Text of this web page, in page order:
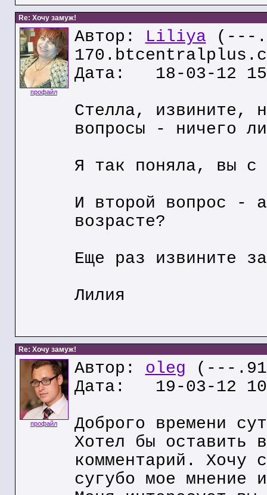
Re: Хочу замуж!
профайл
Автор: Liliya (---
Дата: 18-03-12
Стелла, извините,
вопросы - ничего
Я так поняла, вы с
И второй вопрос -
возрасте?
Еще раз извините
Лилия
Re: Хочу замуж!
профайл
Автор: oleg (---
Дата: 19-03-12
Доброго времени
Хотел бы оставить
комментарий. Хочу
сугубо мое мнение